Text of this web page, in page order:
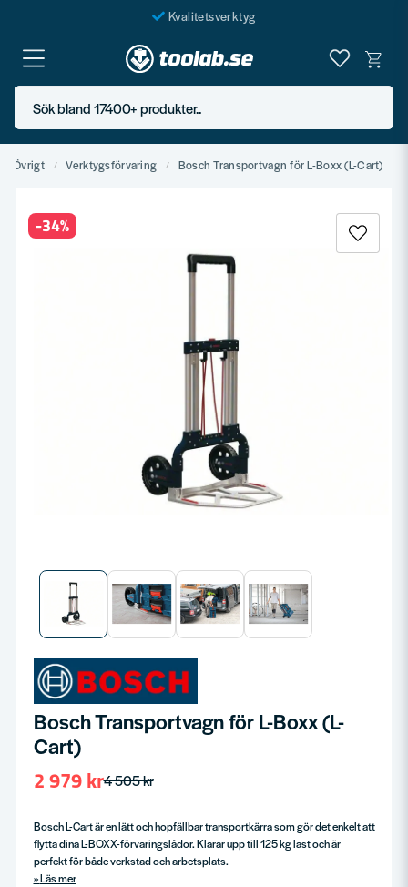
Kvalitetsverktyg
Fraktfritt över 999 SEK*
En järnhandel för alla
Butik i Göteborg
Sök bland 17400+ produkter..
Övrigt Verktygsförvaring Bosch Transportvagn för L-Boxx (L-Cart)
-34%
Bosch Transportvagn för L-Boxx (L-
Cart)
4 505 kr
2 979 kr
Bosch L-Cart är en lätt och hopfällbar transportkärra som gör det enkelt att
flytta dina L-BOXX-förvaringslådor. Klarar upp till 125 kg last och är
perfekt för både verkstad och arbetsplats.
Läs mer